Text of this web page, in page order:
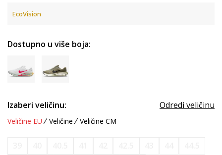
EcoVision
Dostupno u više boja:
Izaberi veličinu: Odredi veličinu
Veličine EU Veličine Veličine CM